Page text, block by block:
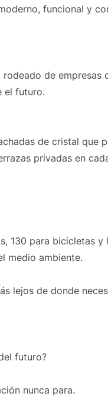
funcional y
de empresas
el futuro.
de cristal que
privadas en
130 para bicicletas
medio ambiente.
lejos de donde
futuro?
nunca para.